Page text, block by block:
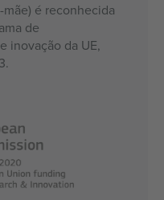
é reconhecida
de
inovação da UE,